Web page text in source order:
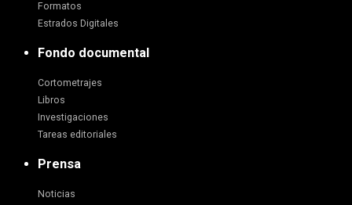
Formatos
Estrados Digitales
Fondo documental
Cortometrajes
Libros
Investigaciones
Tareas editoriales
Prensa
Noticias